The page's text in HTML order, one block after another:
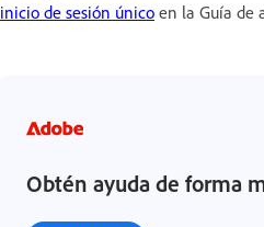
inicio de sesión único en la Guía de
Obtén ayuda de forma